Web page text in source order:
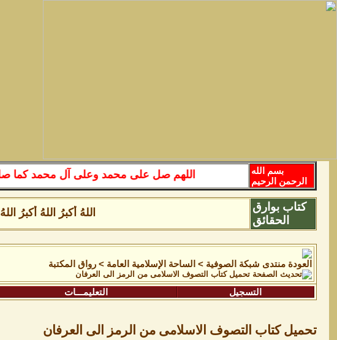
اللهم صل على محمد وعلى آل محمد كما صليت
بسم الله
الرحمن الرحيم
اللهُ أكبرُ اللهُ أكبرُ
كتاب بوارق
الحقائق
منتدى شبكة الصوفية > الساحة اﻹسلامية العامة >رواق المكتبة
تحميل كتاب التصوف الاسلامى من الرمز الى العرفان
التسجيل التعليمـــات
تحميل كتاب التصوف الاسلامى من الرمز الى العرفان